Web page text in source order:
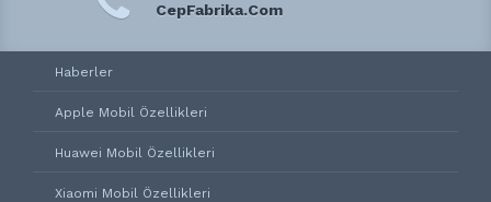
CepFabrika.Com
Haberler
Apple Mobil Özellikleri
Huawei Mobil Özellikleri
Xiaomi Mobil Özellikleri